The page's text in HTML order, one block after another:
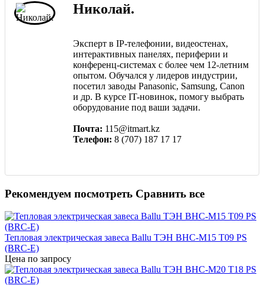
Николай.
Эксперт в IP-телефонии, видеостенах,
интерактивных панелях, периферии и
конференц-системах с более чем 12-летним
опытом. Обучался у лидеров индустрии,
посетил заводы Panasonic, Samsung, Canon
и др. В курсе IT-новинок, помогу выбрать
оборудование под ваши задачи.
Почта: 115@itmart.kz
Телефон: 8 (707) 187 17 17
Рекомендуем посмотреть Сравнить все
Тепловая электрическая завеса Ballu ТЭН BHC-M15 T09 PS
(BRC-E)
Цена по запросу